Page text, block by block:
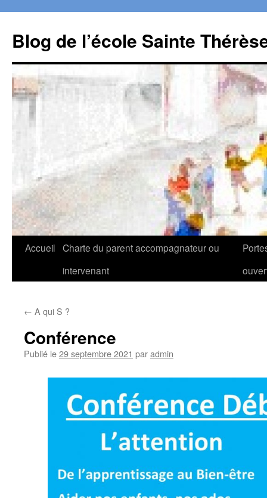
contenu
Blog de l’école Sainte
Accueil Charte du parent accompagnateur ou
intervenant
← A qui S ?
Conférence
Publié le29 septembre 2021 paradmin